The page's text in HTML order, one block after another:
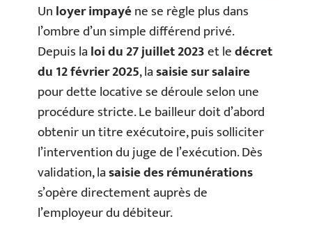
Unloyer impayéne se règle plus dans
l’ombre d’un simple différend privé.
Depuis laloi du 27 juillet 2023et ledécret
du 12 février 2025, lasaisie sur salaire
pour dette locative se déroule selon une
procédure stricte. Le bailleur doit d’abord
obtenir un titre exécutoire, puis solliciter
l’intervention du juge de l’exécution. Dès
validation, lasaisie des rémunérations
s’opère directement auprès de
l’employeur du débiteur.